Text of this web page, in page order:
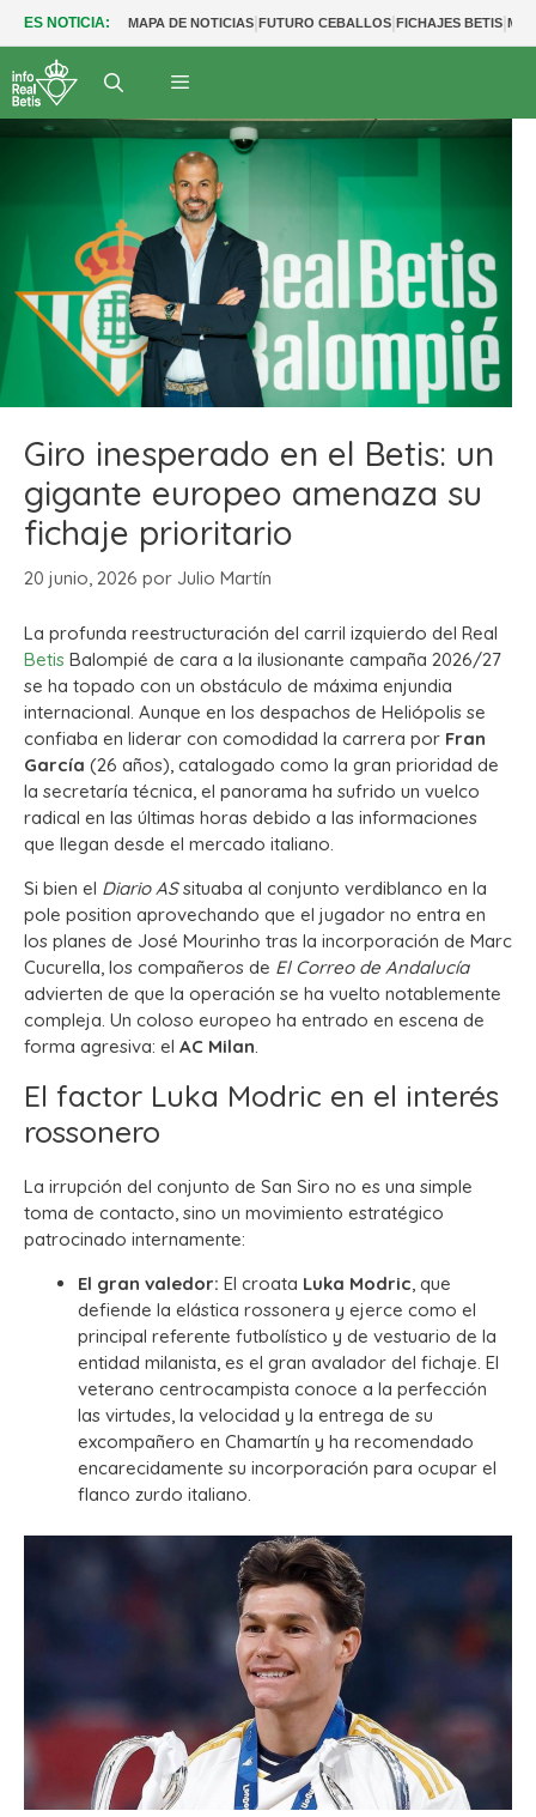
ES NOTICIA: MAPA DE NOTICIAS|FUTURO CEBALLOS|FICHAJES BETIS|
Giro inesperado en el Betis: un
gigante europeo amenaza su
fichaje prioritario
20 junio, 2026 por Julio Martín
La profunda reestructuración del carril izquierdo del Real
Betis Balompié de cara a la ilusionante campaña 2026/27
se ha topado con un obstáculo de máxima enjundia
internacional. Aunque en los despachos de Heliópolis se
confiaba en liderar con comodidad la carrera por Fran
García (26 años), catalogado como la gran prioridad de
la secretaría técnica, el panorama ha sufrido un vuelco
radical en las últimas horas debido a las informaciones
que llegan desde el mercado italiano.
Si bien el Diario ASsituaba al conjunto verdiblanco en la
pole position aprovechando que el jugador no entra en
los planes de José Mourinho tras la incorporación de Marc
Cucurella, los compañeros de El Correo de Andalucía
advierten de que la operación se ha vuelto notablemente
compleja. Un coloso europeo ha entrado en escena de
forma agresiva: el AC Milan.
El factor Luka Modric en el interés
rossonero
La irrupción del conjunto de San Siro no es una simple
toma de contacto, sino un movimiento estratégico
patrocinado internamente:
El gran valedor: El croata Luka Modric, que
defiende la elástica rossonera y ejerce como el
principal referente futbolístico y de vestuario de la
entidad milanista, es el gran avalador del fichaje. El
veterano centrocampista conoce a la perfección
las virtudes, la velocidad y la entrega de su
excompañero en Chamartín y ha recomendado
encarecidamente su incorporación para ocupar el
flanco zurdo italiano.